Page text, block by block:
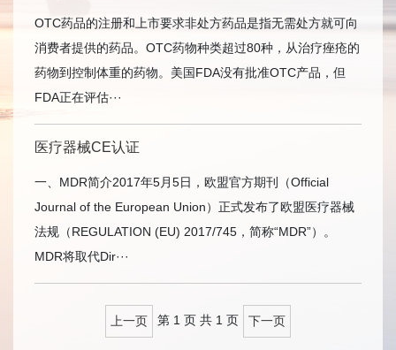
OTC药品的注册和上市要求非处方药品是指无需处方就可向
消费者提供的药品。OTC药物种类超过80种，从治疗痤疮的
药物到控制体重的药物。美国FDA没有批准OTC产品，但
FDA正在评估···
医疗器械CE认证
一、MDR简介2017年5月5日，欧盟官方期刊（Official
Journal of the European Union）正式发布了欧盟医疗器械
法规（REGULATION (EU) 2017/745，简称“MDR”）。
MDR将取代Dir···
上一页 第 1 页 共 1 页 下一页